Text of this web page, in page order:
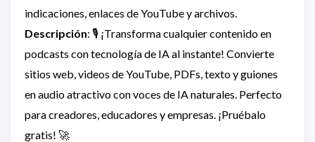
indicaciones, enlaces de YouTube y archivos.
Descripción: 🎙️ ¡Transforma cualquier contenido en
podcasts con tecnología de IA al instante! Convierte
sitios web, videos de YouTube, PDFs, texto y guiones
en audio atractivo con voces de IA naturales. Perfecto
para creadores, educadores y empresas. ¡Pruébalo
gratis! 🚀